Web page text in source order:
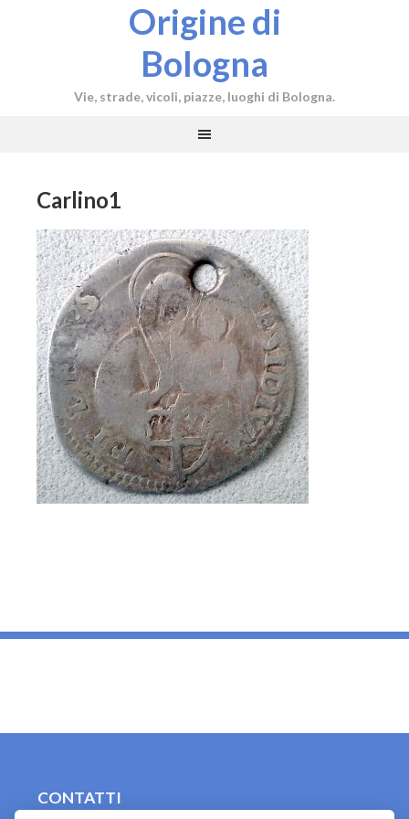
Origine di
Bologna
Vie, strade, vicoli, piazze, luoghi di Bologna.
Carlino1
CONTATTI